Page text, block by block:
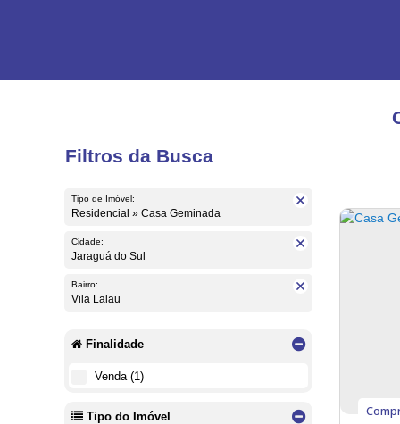
Filtros da Busca
Tipo de Imóvel:
Residencial » Casa Geminada
Cidade:
Jaraguá do Sul
Bairro:
Vila Lalau
Finalidade
Venda (1)
Tipo do Imóvel